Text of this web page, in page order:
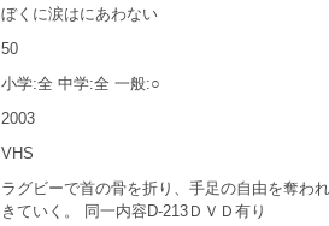
ぼくに涙はにあわない
50
小学:全 中学:全 一般:○
2003
VHS
ラグビーで首の骨を折り、手足の自由を奪わ
きていく。 同一内容D-213ＤＶＤ有り